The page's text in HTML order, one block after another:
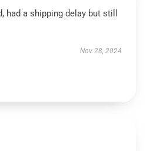
had a shipping delay but still
Nov 28, 2024